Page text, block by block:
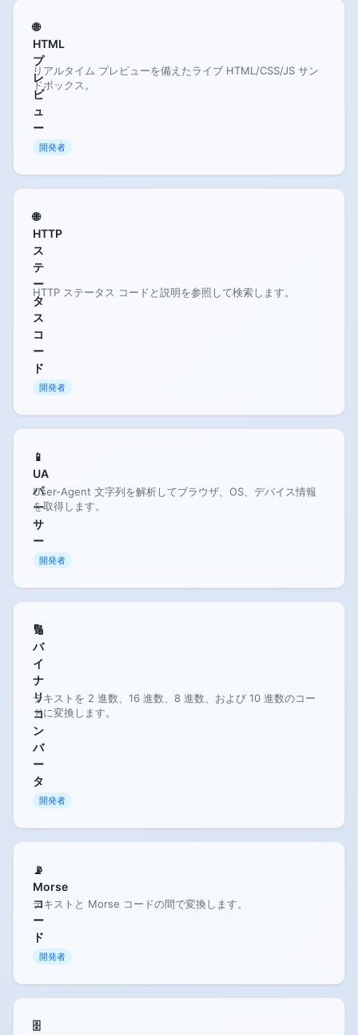
🌐
HTML
プ
レ
ビ
ュ
ー
リアルタイム プレビューを備えたライブ HTML/CSS/JS サン
ドボックス。
開発者
🌐
HTTP
ス
テ
ー
タ
ス
コ
ー
ド
HTTP ステータス コードと説明を参照して検索します。
開発者
📱
UA
パ
ー
サ
ー
User-Agent 文字列を解析してブラウザ、OS、デバイス情報
を取得します。
開発者
🔢
バ
イ
ナ
リ
コ
ン
バ
ー
タ
テキストを 2 進数、16 進数、8 進数、および 10 進数のコー
ドに変換します。
開発者
📡
Morse
コ
ー
ド
テキストと Morse コードの間で変換します。
開発者
🗄️